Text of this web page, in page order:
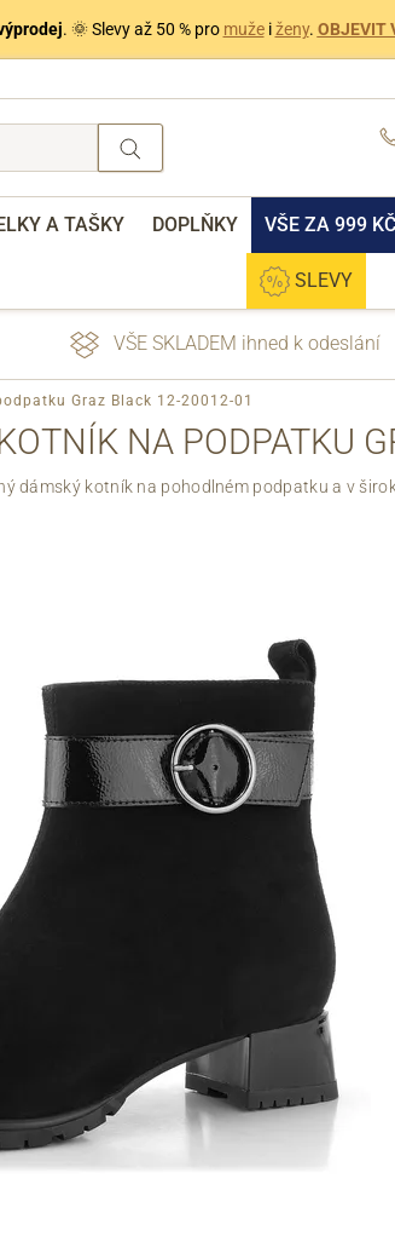
. 🌞 Slevy až 50 % pro mužeiženy. OBJEVIT
A TAŠKY DOPLŇKY VŠE ZA 999 KČ
SLEVY
Přes Seznam
Přes Google
VŠE SKLADEM ihned k odeslání
Graz Black 12-20012-01
NA PODPATKU
dámský kotník na pohodlném podpatku a v